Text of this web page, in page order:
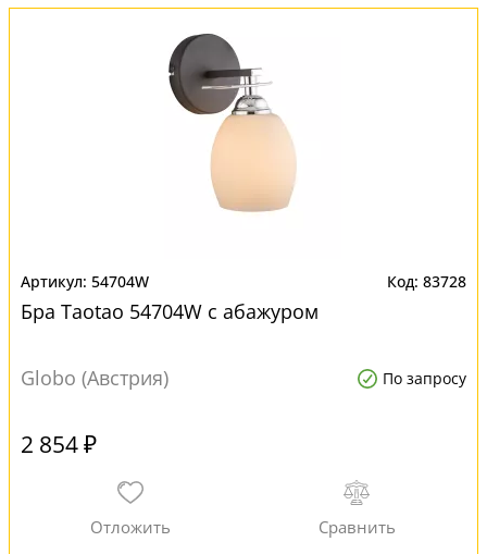
54704W 83728
Бра Taotao 54704W с абажуром
Globo (Австрия) По запросу
2 854 ₽